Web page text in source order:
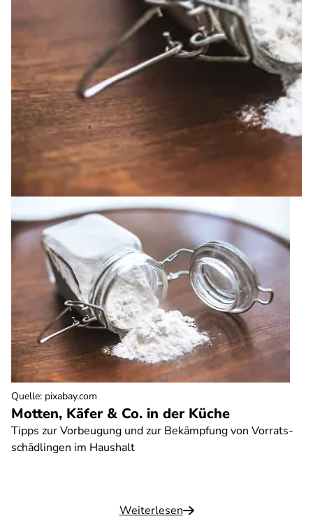
Motten, Käfer & Co. in der Küche
Tipps zur Vorbeugung und zur Bekämpfung von Vorrats-
schädlingen im Haushalt
Weiterlesen
Quelle: pixabay.com